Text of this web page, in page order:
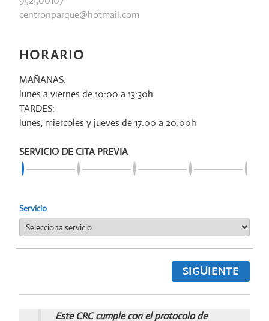
centronparque@hotmail.com
HORARIO
MAÑANAS:
lunes a viernes de 10:00 a 13:30h
TARDES:
lunes, miercoles y jueves de 17:00 a 20:00h
SERVICIO DE CITA PREVIA
Servicio
SIGUIENTE
Este CRC cumple con el protocolo de